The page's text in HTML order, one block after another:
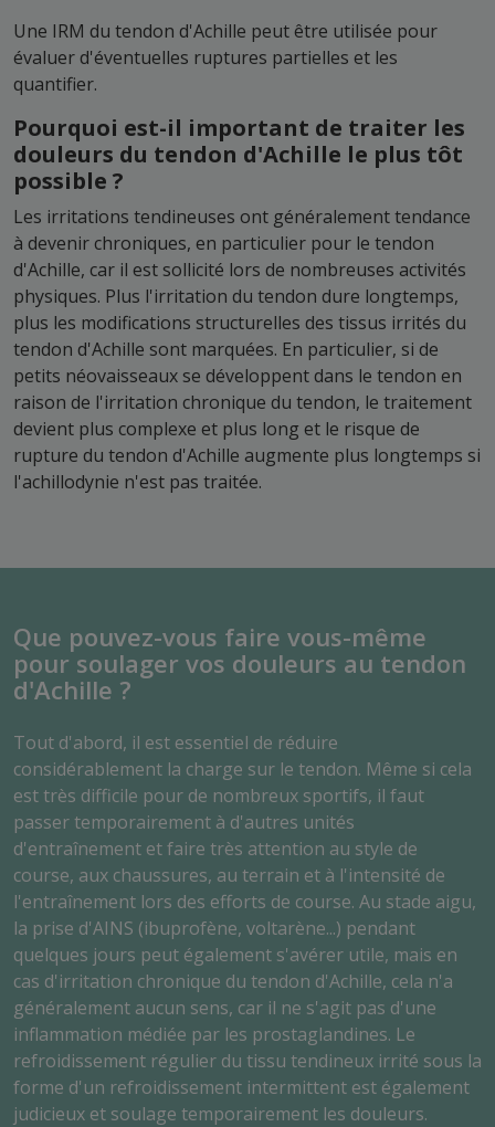
Une IRM du tendon d'Achille peut être utilisée pour
évaluer d'éventuelles ruptures partielles et les
quantifier.
Pourquoi est-il important de traiter les
douleurs du tendon d'Achille le plus tôt
possible ?
Les irritations tendineuses ont généralement tendance
à devenir chroniques, en particulier pour le tendon
d'Achille, car il est sollicité lors de nombreuses activités
physiques. Plus l'irritation du tendon dure longtemps,
plus les modifications structurelles des tissus irrités du
tendon d'Achille sont marquées. En particulier, si de
petits néovaisseaux se développent dans le tendon en
raison de l'irritation chronique du tendon, le traitement
devient plus complexe et plus long et le risque de
rupture du tendon d'Achille augmente plus longtemps si
l'achillodynie n'est pas traitée.
Que pouvez-vous faire vous-même
pour soulager vos douleurs au tendon
d'Achille ?
Tout d'abord, il est essentiel de réduire
considérablement la charge sur le tendon. Même si cela
est très difficile pour de nombreux sportifs, il faut
passer temporairement à d'autres unités
d'entraînement et faire très attention au style de
course, aux chaussures, au terrain et à l'intensité de
l'entraînement lors des efforts de course. Au stade aigu,
la prise d'AINS (ibuprofène, voltarène...) pendant
quelques jours peut également s'avérer utile, mais en
cas d'irritation chronique du tendon d'Achille, cela n'a
généralement aucun sens, car il ne s'agit pas d'une
inflammation médiée par les prostaglandines. Le
refroidissement régulier du tissu tendineux irrité sous la
forme d'un refroidissement intermittent est également
judicieux et soulage temporairement les douleurs.